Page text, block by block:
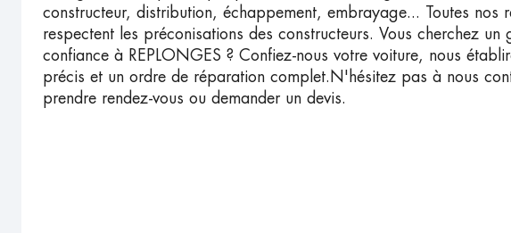
constructeur, distribution, échappement, embrayage... Toutes nos
respectent les préconisations des constructeurs. Vous cherchez un
confiance à REPLONGES ? Confiez-nous votre voiture, nous
précis et un ordre de réparation complet.N'hésitez pas à nous
prendre rendez-vous ou demander un devis.